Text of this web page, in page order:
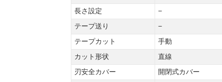
長さ設定
−
テープ送り
−
テープカット
手動
カット形状
直線
刃安全カバー
開閉式カバー